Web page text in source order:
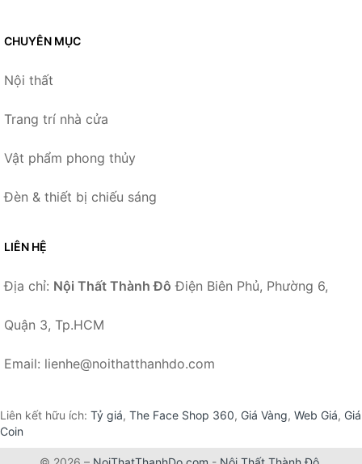
CHUYÊN MỤC
Nội thất
Trang trí nhà cửa
Vật phẩm phong thủy
Đèn & thiết bị chiếu sáng
LIÊN HỆ
Địa chỉ: Nội Thất Thành Đô Điện Biên Phủ, Phường 6,
Quận 3, Tp.HCM
Email: lienhe@noithatthanhdo.com
Liên kết hữu ích: Tỷ giá, The Face Shop 360, Giá Vàng, Web Giá, Giá
Coin